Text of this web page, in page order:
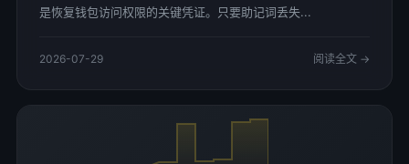
是恢复钱包访问权限的关键凭证。只要助记词丢失...
2026-07-29 阅读全文 →